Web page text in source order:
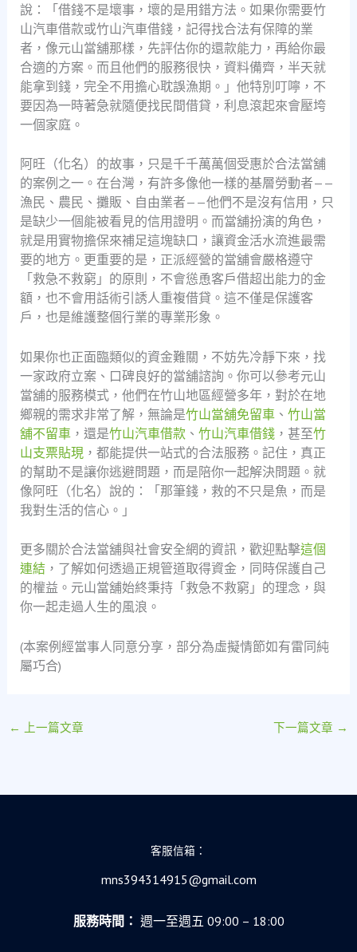
說：「借錢不是壞事，壞的是用錯方法。如果你需要竹
山汽車借款或竹山汽車借錢，記得找合法有保障的業
者，像元山當舖那樣，先評估你的還款能力，再給你最
合適的方案。而且他們的服務很快，資料備齊，半天就
能拿到錢，完全不用擔心耽誤漁期。」他特別叮嚀，不
要因為一時著急就隨便找民間借貸，利息滾起來會壓垮
一個家庭。
阿旺（化名）的故事，只是千千萬萬個受惠於合法當舖
的案例之一。在台灣，有許多像他一樣的基層勞動者——
漁民、農民、攤販、自由業者——他們不是沒有信用，只
是缺少一個能被看見的信用證明。而當舖扮演的角色，
就是用實物擔保來補足這塊缺口，讓資金活水流進最需
要的地方。更重要的是，正派經營的當舖會嚴格遵守
「救急不救窮」的原則，不會慫恿客戶借超出能力的金
額，也不會用話術引誘人重複借貸。這不僅是保護客
戶，也是維護整個行業的專業形象。
如果你也正面臨類似的資金難關，不妨先冷靜下來，找
一家政府立案、口碑良好的當舖諮詢。你可以參考元山
當舖的服務模式，他們在竹山地區經營多年，對於在地
鄉親的需求非常了解，無論是竹山當舖免留車、 竹山當
舖不留車，還是竹山汽車借款、 竹山汽車借錢，甚至竹
山支票貼現 ，都能提供一站式的合法服務。記住，真正
的幫助不是讓你逃避問題，而是陪你一起解決問題。就
像阿旺（化名）說的：「那筆錢，救的不只是魚，而是
我對生活的信心。」
更多關於合法當舖與社會安全網的資訊，歡迎點擊這個
連結，了解如何透過正規管道取得資金，同時保護自己
的權益。元山當舖始終秉持「救急不救窮」的理念，與
你一起走過人生的風浪。
(本案例經當事人同意分享，部分為虛擬情節如有雷同純
屬巧合)
← 上一篇文章 下一篇文章 →
客服信箱：
mns394314915@gmail.com
服務時間： 週一至週五 09:00 – 18:00